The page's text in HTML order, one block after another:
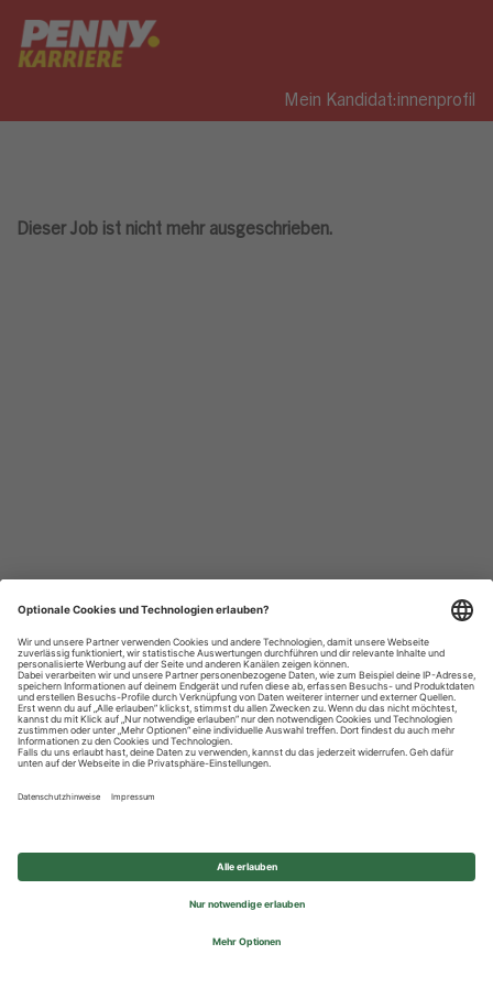
Mein Kandidat:innenprofil
Dieser Job ist nicht mehr ausgeschrieben.
Datenschutzhinweise
Impressum
Privatsphäre-Einstellungen
© 2026 REWE Group - All rights reserved